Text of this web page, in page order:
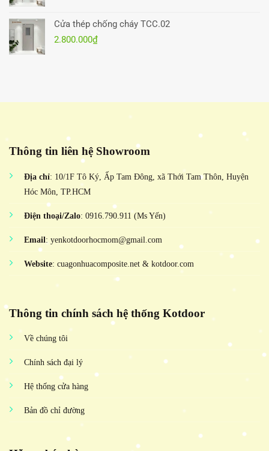
Cửa thép chống cháy TCC.02
2.800.000₫
Thông tin liên hệ Showroom
Địa chỉ: 10/1F Tô Ký, Ấp Tam Đông, xã Thới Tam Thôn, Huyện
Hóc Môn, TP.HCM
Điện thoại/Zalo: 0916.790.911 (Ms Yến)
Email: yenkotdoorhocmom@gmail.com
Website: cuagonhuacomposite.net & kotdoor.com
Thông tin chính sách hệ thống Kotdoor
Về chúng tôi
Chính sách đại lý
Hệ thống cửa hàng
Bản đồ chỉ đường